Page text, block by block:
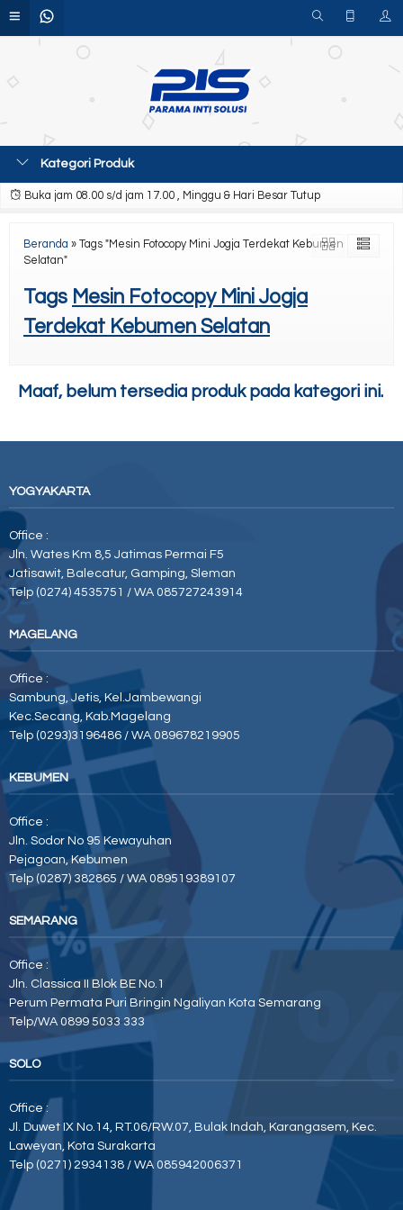
Kategori Produk
Buka jam 08.00 s/d jam 17.00 , Minggu & Hari Besar Tutup
Beranda » Tags "Mesin Fotocopy Mini Jogja Terdekat Kebumen
Selatan"
Tags Mesin Fotocopy Mini Jogja
Terdekat Kebumen Selatan
Maaf, belum tersedia produk pada kategori ini.
YOGYAKARTA
Office :
Jln. Wates Km 8,5 Jatimas Permai F5
Jatisawit, Balecatur, Gamping, Sleman
Telp (0274) 4535751 / WA 085727243914
MAGELANG
Office :
Sambung, Jetis, Kel.Jambewangi
Kec.Secang, Kab.Magelang
Telp (0293)3196486 / WA 089678219905
KEBUMEN
Office :
Jln. Sodor No 95 Kewayuhan
Pejagoan, Kebumen
Telp (0287) 382865 / WA 089519389107
SEMARANG
Office :
Jln. Classica II Blok BE No.1
Perum Permata Puri Bringin Ngaliyan Kota Semarang
Telp/WA 0899 5033 333
SOLO
Office :
Jl. Duwet IX No.14, RT.06/RW.07, Bulak Indah, Karangasem, Kec.
Laweyan, Kota Surakarta
Telp (0271) 2934138 / WA 085942006371